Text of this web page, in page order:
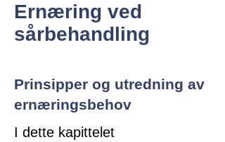
Ernæring ved
sårbehandling
Prinsipper og utredning av
ernæringsbehov
I dette kapittelet